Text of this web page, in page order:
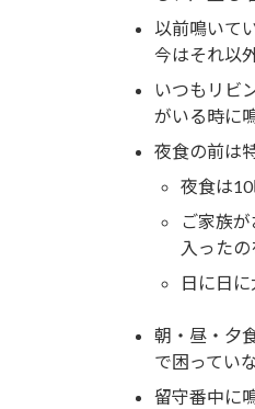
以前鳴いて
今はそれ以
いつもリビ
がいる時に
夜食の前は
夜食は
ご家族
入った
日に日
朝・昼・夕
で困ってい
留守番中に